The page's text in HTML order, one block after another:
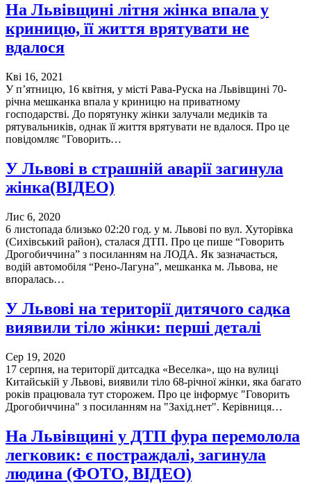
На Львівщині літня жінка впала у
криницю, її життя врятувати не
вдалося
Кві 16, 2021
У п’ятницю, 16 квітня, у місті Рава-Руска на Львівщині 70-
річна мешканка впала у криницю на приватному
господарстві. До порятунку жінки залучали медиків та
рятувальників, однак її життя врятувати не вдалося. Про це
повідомляє "Говорить…
У Львові в страшній аварії загинула
жінка(ВІДЕО)
Лис 6, 2020
6 листопада близько 02:20 год. у м. Львові по вул. Хуторівка
(Сихівський район), сталася ДТП. Про це пише “Говорить
Дрогобиччина” з посиланням на ЛОДА. Як зазначається,
водій автомобіля “Рено-Лагуна”, мешканка м. Львова, не
впоралась…
У Львові на території дитячого садка
виявили тіло жінки: перші деталі
Сер 19, 2020
17 серпня, на території дитсадка «Веселка», що на вулиці
Китайській у Львові, виявили тіло 68-річної жінки, яка багато
років працювала тут сторожем. Про це інформує "Говорить
Дрогобиччина" з посиланням на "Захід.нет". Керівниця…
На Львівщині у ДТП фура перемолола
легковик: є постраждалі, загинула
людина (ФОТО, ВІДЕО)